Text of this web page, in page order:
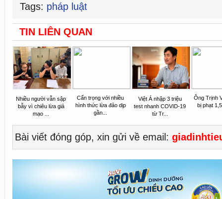
Tags: pháp luật
TIN LIÊN QUAN
Nhiều người vẫn sập
bẫy vì chiêu lừa giả
mạo ...
Cẩn trọng với nhiều
hình thức lừa đảo dịp
gần...
Việt Á nhập 3 triệu
test nhanh COVID-19
từ Tr...
Ông Trịnh
bị phạt
Bài viết đóng góp, xin gửi về email: